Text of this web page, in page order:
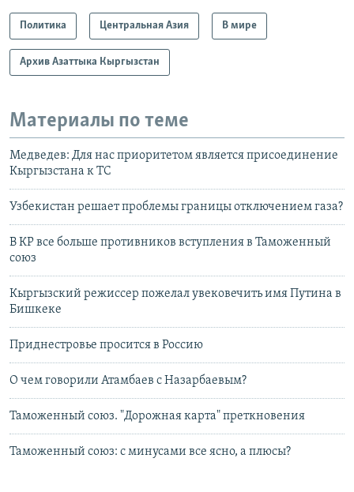
Политика Центральная Азия В мире
Архив Азаттыка Кыргызстан
Материалы по теме
Медведев: Для нас приоритетом является присоединение
Кыргызстана к ТС
Узбекистан решает проблемы границы отключением газа?
В КР все больше противников вступления в Таможенный
союз
Кыргызский режиссер пожелал увековечить имя Путина в
Бишкеке
Приднестровье просится в Россию
О чем говорили Атамбаев с Назарбаевым?
Таможенный союз. "Дорожная карта" преткновения
Таможенный союз: с минусами все ясно, а плюсы?